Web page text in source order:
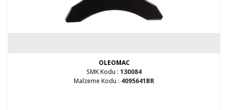
OLEOMAC
SMK Kodu : 130084
Malzeme Kodu : 4095641BR